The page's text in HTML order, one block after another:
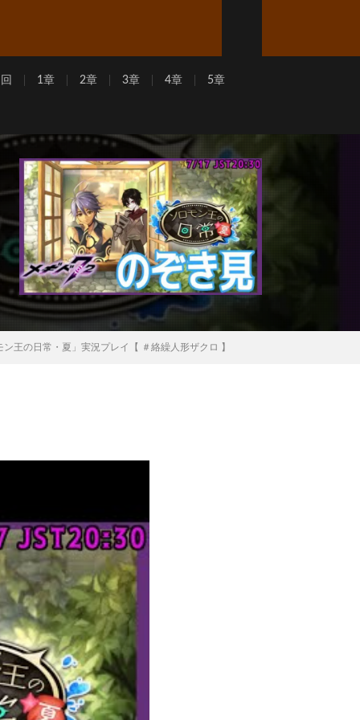
1章 2章 3章 4章 5章
王の日常・夏」実況プレイ【 ＃絡繰人形ザクロ 】